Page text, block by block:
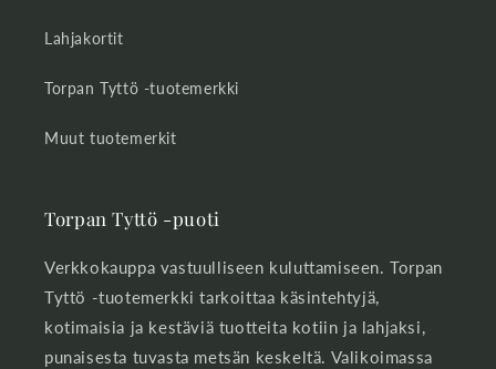
Lahjakortit
Torpan Tyttö -tuotemerkki
Muut tuotemerkit
Torpan Tyttö -puoti
Verkkokauppa vastuulliseen kuluttamiseen. Torpan
Tyttö -tuotemerkki tarkoittaa käsintehtyjä,
kotimaisia ja kestäviä tuotteita kotiin ja lahjaksi,
punaisesta tuvasta metsän keskeltä. Valikoimassa